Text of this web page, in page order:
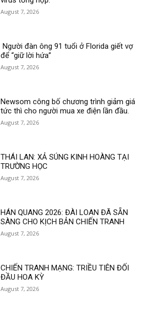
August 7, 2026
Người đàn ông 91 tuổi ở Florida giết vợ
để “giữ lời hứa”
August 7, 2026
Newsom công bố chương trình giảm giá
tức thì cho người mua xe điện lần đầu.
August 7, 2026
THÁI LAN: XẢ SÚNG KINH HOÀNG TẠI
TRƯỜNG HỌC
August 7, 2026
HÁN QUANG 2026: ĐÀI LOAN ĐÃ SẴN
SÀNG CHO KỊCH BẢN CHIẾN TRANH
August 7, 2026
CHIẾN TRANH MẠNG: TRIỀU TIÊN ĐỐI
ĐẦU HOA KỲ
August 7, 2026